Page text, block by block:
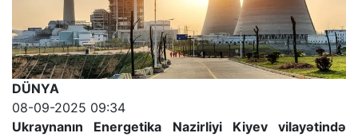
DÜNYA
08-09-2025 09:34
Ukraynanın Energetika Nazirliyi Kiyev vilayətində